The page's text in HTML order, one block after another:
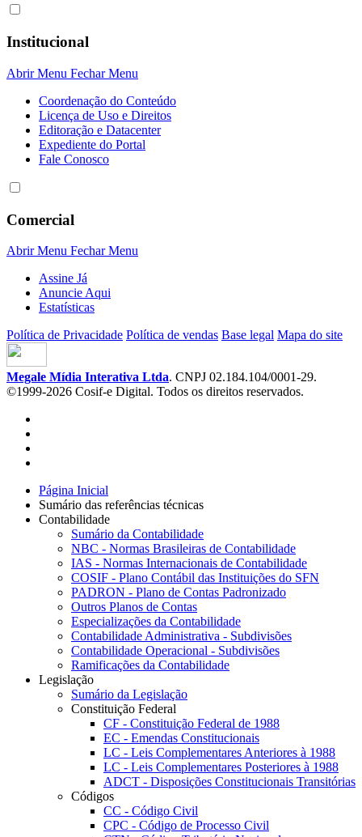
Institucional
Abrir Menu Fechar Menu
Coordenação do Conteúdo
Licença de Uso e Direitos
Editoração e Datacenter
Expediente do Portal
Fale Conosco
Comercial
Abrir Menu Fechar Menu
Assine Já
Anuncie Aqui
Estatísticas
Política de Privacidade Política de vendas Base legal Mapa do site
Megale Mídia Interativa Ltda. CNPJ 02.184.104/0001-29.
©1999-2026 Cosif-e Digital. Todos os direitos reservados.
Página Inicial
Sumário das referências técnicas
Contabilidade
Sumário da Contabilidade
NBC - Normas Brasileiras de Contabilidade
IAS - Normas Internacionais de Contabilidade
COSIF - Plano Contábil das Instituições do SFN
PADRON - Plano de Contas Padronizado
Outros Planos de Contas
Especializações da Contabilidade
Contabilidade Administrativa - Subdivisões
Contabilidade Operacional - Subdivisões
Ramificações da Contabilidade
Legislação
Sumário da Legislação
Constituição Federal
CF - Constituição Federal de 1988
EC - Emendas Constitucionais
LC - Leis Complementares Anteriores à 1988
LC - Leis Complementares Posteriores à 1988
ADCT - Disposições Constitucionais Transitórias
Códigos
CC - Código Civil
CPC - Código de Processo Civil